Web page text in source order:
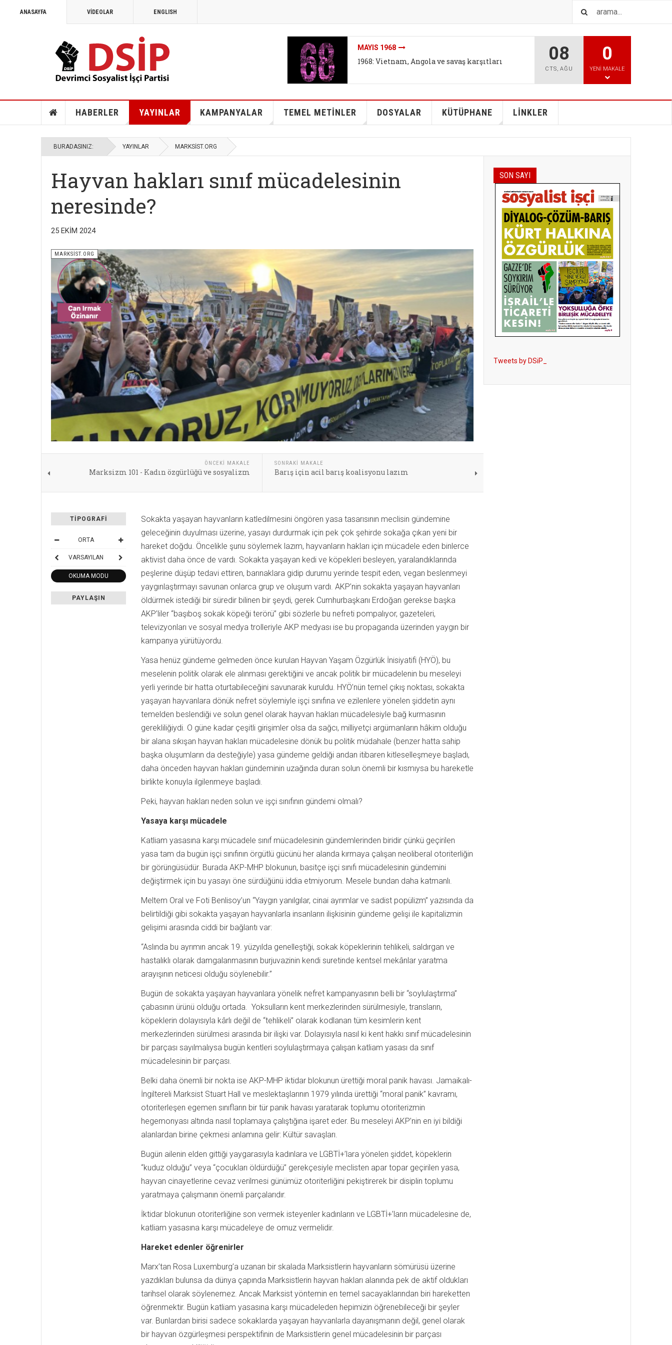
ANASAYFA VİDEOLAR ENGLISH
MAYIS 1968
1968: Vietnam, Angola ve savaş karşıtları
İKLIMI DEĞIL SISTEMI DEĞIŞTIR
İklim mitleri I - Bireysel tutum değişikliği bizi
08
CTS, AĞU
0
YENI MAKALE
HABERLER YAYINLAR KAMPANYALAR TEMEL METİNLER DOSYALAR KÜTÜPHANE LİNKLER
BURADASINIZ: YAYINLAR MARKSİST.ORG
Hayvan hakları sınıf mücadelesinin
neresinde?
25 EKIM 2024
MARKSİST.ORG
ÖNCEKI MAKALE
Marksizm 101 - Kadın özgürlüğü ve sosyalizm
SONRAKI MAKALE
Barış için acil barış koalisyonu lazım
TIPOGRAFI
ORTA
VARSAYILAN
OKUMA MODU
PAYLAŞIN
Sokakta yaşayan hayvanların katledilmesini öngören yasa tasarısının meclisin gündemine
geleceğinin duyulması üzerine, yasayı durdurmak için pek çok şehirde sokağa çıkan yeni bir
hareket doğdu. Öncelikle şunu söylemek lazım, hayvanların hakları için mücadele eden binlerce
aktivist daha önce de vardı. Sokakta yaşayan kedi ve köpekleri besleyen, yaralandıklarında
peşlerine düşüp tedavi ettiren, barınaklara gidip durumu yerinde tespit eden, vegan beslenmeyi
yaygınlaştırmayı savunan onlarca grup ve oluşum vardı. AKP’nin sokakta yaşayan hayvanları
öldürmek istediği bir süredir bilinen bir şeydi, gerek Cumhurbaşkanı Erdoğan gerekse başka
AKP’liler “başıboş sokak köpeği terörü” gibi sözlerle bu nefreti pompalıyor, gazeteleri,
televizyonları ve sosyal medya trolleriyle AKP medyası ise bu propaganda üzerinden yaygın bir
kampanya yürütüyordu.
Yasa henüz gündeme gelmeden önce kurulan Hayvan Yaşam Özgürlük İnisiyatifi (HYÖ), bu
meselenin politik olarak ele alınması gerektiğini ve ancak politik bir mücadelenin bu meseleyi
yerli yerinde bir hatta oturtabileceğini savunarak kuruldu. HYÖ’nün temel çıkış noktası, sokakta
yaşayan hayvanlara dönük nefret söylemiyle işçi sınıfına ve ezilenlere yönelen şiddetin aynı
temelden beslendiği ve solun genel olarak hayvan hakları mücadelesiyle bağ kurmasının
gerekliliğiydi. O güne kadar çeşitli girişimler olsa da sağcı, milliyetçi argümanların hâkim olduğu
bir alana sıkışan hayvan hakları mücadelesine dönük bu politik müdahale (benzer hatta sahip
başka oluşumların da desteğiyle) yasa gündeme geldiği andan itibaren kitleselleşmeye başladı,
daha önceden hayvan hakları gündeminin uzağında duran solun önemli bir kısmıysa bu hareketle
birlikte konuyla ilgilenmeye başladı.
Peki, hayvan hakları neden solun ve işçi sınıfının gündemi olmalı?
Yasaya karşı mücadele
Katliam yasasına karşı mücadele sınıf mücadelesinin gündemlerinden biridir çünkü geçirilen
yasa tam da bugün işçi sınıfının örgütlü gücünü her alanda kırmaya çalışan neoliberal otoriterliğin
bir görüngüsüdür. Burada AKP-MHP blokunun, basitçe işçi sınıfı mücadelesinin gündemini
değiştirmek için bu yasayı öne sürdüğünü iddia etmiyorum. Mesele bundan daha katmanlı.
Meltem Oral ve Foti Benlisoy’un “Yaygın yanılgılar, cinai ayrımlar ve sadist popülizm” yazısında da
belirtildiği gibi sokakta yaşayan hayvanlarla insanların ilişkisinin gündeme gelişi ile kapitalizmin
gelişimi arasında ciddi bir bağlantı var:
“Aslında bu ayrımın ancak 19. yüzyılda genelleştiği, sokak köpeklerinin tehlikeli, saldırgan ve
hastalıklı olarak damgalanmasının burjuvazinin kendi suretinde kentsel mekânlar yaratma
arayışının neticesi olduğu söylenebilir.”
Bugün de sokakta yaşayan hayvanlara yönelik nefret kampanyasının belli bir “soylulaştırma”
çabasının ürünü olduğu ortada. Yoksulların kent merkezlerinden sürülmesiyle, transların,
köpeklerin dolayısıyla kârlı değil de “tehlikeli” olarak kodlanan tüm kesimlerin kent
merkezlerinden sürülmesi arasında bir ilişki var. Dolayısıyla nasıl ki kent hakkı sınıf mücadelesinin
bir parçası sayılmalıysa bugün kentleri soylulaştırmaya çalışan katliam yasası da sınıf
mücadelesinin bir parçası.
Belki daha önemli bir nokta ise AKP-MHP iktidar blokunun ürettiği moral panik havası. Jamaikalı-
İngiltereli Marksist Stuart Hall ve meslektaşlarının 1979 yılında ürettiği “moral panik” kavramı,
otoriterleşen egemen sınıfların bir tür panik havası yaratarak toplumu otoriterizmin
hegemonyası altında nasıl toplamaya çalıştığına işaret eder. Bu meseleyi AKP’nin en iyi bildiği
alanlardan birine çekmesi anlamına gelir: Kültür savaşları.
Bugün ailenin elden gittiği yaygarasıyla kadınlara ve LGBTİ+’lara yönelen şiddet, köpeklerin
“kuduz olduğu” veya “çocukları öldürdüğü” gerekçesiyle meclisten apar topar geçirilen yasa,
hayvan cinayetlerine cevaz verilmesi günümüz otoriterliğini pekiştirerek bir disiplin toplumu
yaratmaya çalışmanın önemli parçalarıdır.
İktidar blokunun otoriterliğine son vermek isteyenler kadınların ve LGBTİ+’ların mücadelesine de,
katliam yasasına karşı mücadeleye de omuz vermelidir.
Hareket edenler öğrenirler
Marx’tan Rosa Luxemburg’a uzanan bir skalada Marksistlerin hayvanların sömürüsü üzerine
yazdıkları bulunsa da dünya çapında Marksistlerin hayvan hakları alanında pek de aktif oldukları
tarihsel olarak söylenemez. Ancak Marksist yöntemin en temel sacayaklarından biri hareketten
öğrenmektir. Bugün katliam yasasına karşı mücadeleden hepimizin öğrenebileceği bir şeyler
var. Bunlardan birisi sadece sokaklarda yaşayan hayvanlarla dayanışmanın değil, genel olarak
bir hayvan özgürleşmesi perspektifinin de Marksistlerin genel mücadelesinin bir parçası
SON SAYI
Tweets by DSiP_